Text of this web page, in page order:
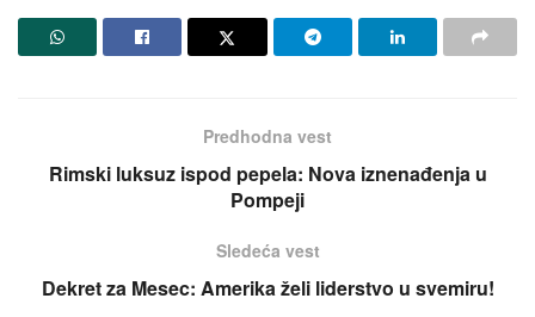
Predhodna vest
Rimski luksuz ispod pepela: Nova iznenađenja u
Pompeji
Sledeća vest
Dekret za Mesec: Amerika želi liderstvo u svemiru!